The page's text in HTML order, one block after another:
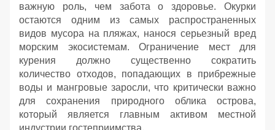
важную роль, чем забота о здоровье. Окурки
остаются одним из самых распространенных
видов мусора на пляжах, нанося серьезный вред
морским экосистемам. Ограничение мест для
курения должно существенно сократить
количество отходов, попадающих в прибрежные
воды и мангровые заросли, что критически важно
для сохранения природного облика острова,
который является главным активом местной
индустрии гостеприимства.